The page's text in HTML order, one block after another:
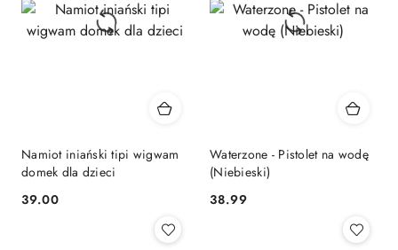
Namiot iniański tipi wigwam
domek dla dzieci
Cena:
39.00
Waterzone - Pistolet na wodę
(Niebieski)
Cena:
38.99